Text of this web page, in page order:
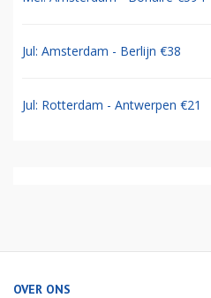
Jul: Amsterdam - Berlijn €38
Jul: Rotterdam - Antwerpen €21
OVER ONS